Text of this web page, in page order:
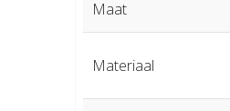
Maat
Materiaal